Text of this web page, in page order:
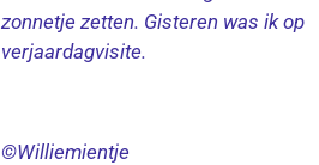
zonnetje zetten. Gisteren was ik op
verjaardagvisite.
©Williemientje